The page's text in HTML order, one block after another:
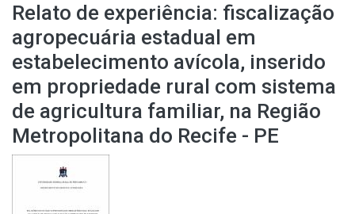
Relato de experiência: fiscalização
agropecuária estadual em
estabelecimento avícola, inserido
em propriedade rural com sistema
de agricultura familiar, na Região
Metropolitana do Recife - PE